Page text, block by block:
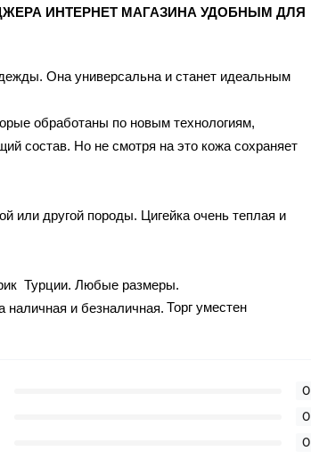
ИНТЕРНЕТ МАГАЗИНА УДОБНЫМ ДЛЯ
Она универсальна и станет идеальным
обработаны по новым технологиям,
состав. Но не смотря на это кожа сохраняет
или другой породы. Цигейка очень теплая и
Турции. Любые размеры.
наличная и безналичная. Торг уместен
0
0
0